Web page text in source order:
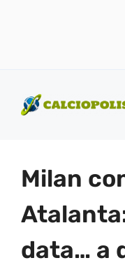
contenuto
Milan
data… a